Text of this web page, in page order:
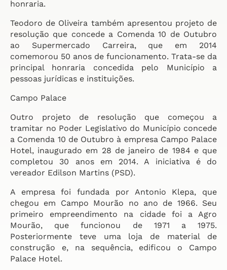
honraria.
Teodoro de Oliveira também apresentou projeto de
resolução que concede a Comenda 10 de Outubro
ao Supermercado Carreira, que em 2014
comemorou 50 anos de funcionamento. Trata-se da
principal honraria concedida pelo Município a
pessoas jurídicas e instituições.
Campo Palace
Outro projeto de resolução que começou a
tramitar no Poder Legislativo do Município concede
a Comenda 10 de Outubro à empresa Campo Palace
Hotel, inaugurado em 28 de janeiro de 1984 e que
completou 30 anos em 2014. A iniciativa é do
vereador Edilson Martins (PSD).
A empresa foi fundada por Antonio Klepa, que
chegou em Campo Mourão no ano de 1966. Seu
primeiro empreendimento na cidade foi a Agro
Mourão, que funcionou de 1971 a 1975.
Posteriormente teve uma loja de material de
construção e, na sequência, edificou o Campo
Palace Hotel.